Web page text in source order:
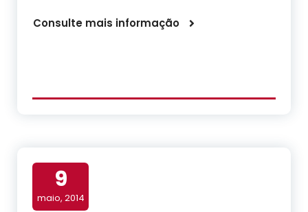
Consulte mais informação
9
maio, 2014